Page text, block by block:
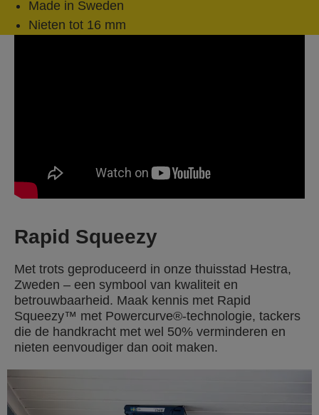
Made in Sweden
Nieten tot 16 mm
Rapid Squeezy
Met trots geproduceerd in onze thuisstad Hestra,
Zweden – een symbool van kwaliteit en
betrouwbaarheid. Maak kennis met Rapid
Squeezy™ met Powercurve®-technologie, tackers
die de handkracht met wel 50% verminderen en
nieten eenvoudiger dan ooit maken.